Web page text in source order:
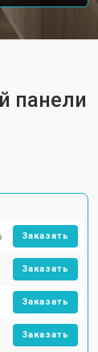
панели
Заказать
Заказать
Заказать
Заказать